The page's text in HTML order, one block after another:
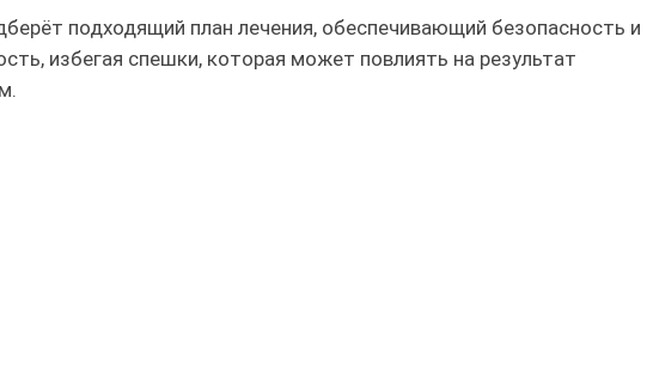
подходящий план лечения, обеспечивающий безопасность и
избегая спешки, которая может повлиять на результат